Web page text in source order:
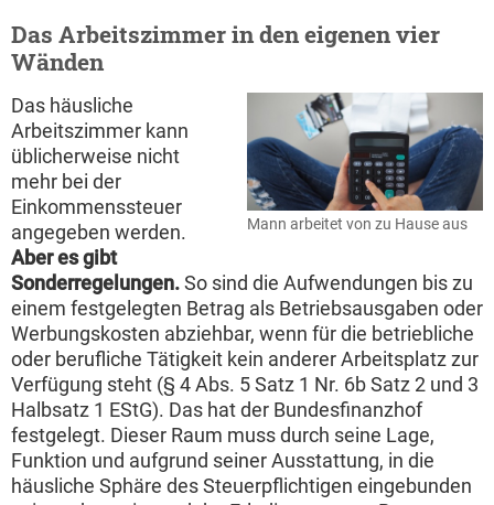
Das Arbeitszimmer in den eigenen vier
Wänden
Mann arbeitet von zu Hause aus
Das häusliche
Arbeitszimmer kann
üblicherweise nicht
mehr bei der
Einkommenssteuer
angegeben werden.
Aber es gibt
Sonderregelungen.So sind die Aufwendungen bis zu
einem festgelegten Betrag als Betriebsausgaben oder
Werbungskosten abziehbar, wenn für die betriebliche
oder berufliche Tätigkeit kein anderer Arbeitsplatz zur
Verfügung steht (§ 4 Abs. 5 Satz 1 Nr. 6b Satz 2 und 3
Halbsatz 1 EStG). Das hat der Bundesfinanzhof
festgelegt. Dieser Raum muss durch seine Lage,
Funktion und aufgrund seiner Ausstattung, in die
häusliche Sphäre des Steuerpflichtigen eingebunden